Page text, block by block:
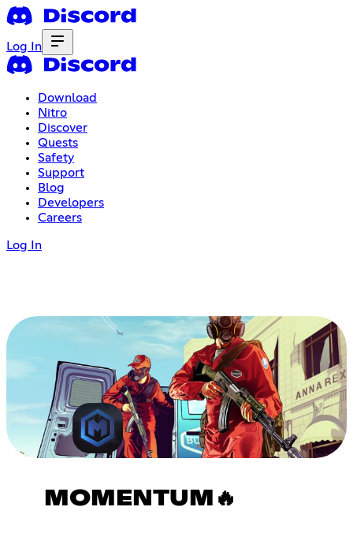
Log In
Download
Nitro
Discover
Quests
Safety
Support
Blog
Developers
Careers
Log In
MOMENTUM🔥